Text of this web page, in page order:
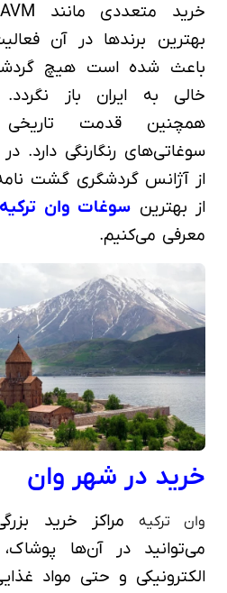
بهترین‌ برندها در آن
باعث شده است هیچ
خالی به ایران باز
همچنین قدمت
سوغاتی‌های رنگارنگی دارد.
از آژانس گردشگری گشت
از بهترین سوغات وان ترکیه
معرفی می‌کنیم.
خرید در شهر وان
وان ترکیه
مراکز خرید
می‌توانید در آن‌ها
الکترونیکی و حتی مواد